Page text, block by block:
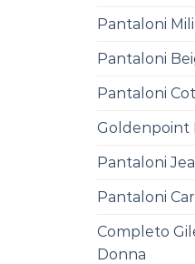
Pantaloni
Pantaloni
Pantaloni
Goldenpoint
Pantaloni
Pantaloni
Completo
Donna